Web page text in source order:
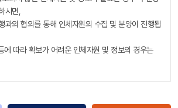
시면,
과의 협의를 통해 인체자원의 수집 및 분양이 진행됩
따라 확보가 어려운 인체자원 및 정보의 경우는